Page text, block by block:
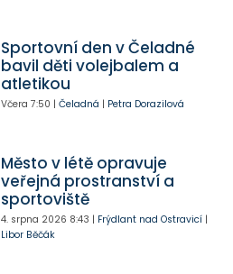
Sportovní den v Čeladné
bavil děti volejbalem a
atletikou
Včera 7:50 | Čeladná | Petra Dorazilová
Město v létě opravuje
veřejná prostranství a
sportoviště
4. srpna 2026 8:43 | Frýdlant nad Ostravicí|
Libor Běčák